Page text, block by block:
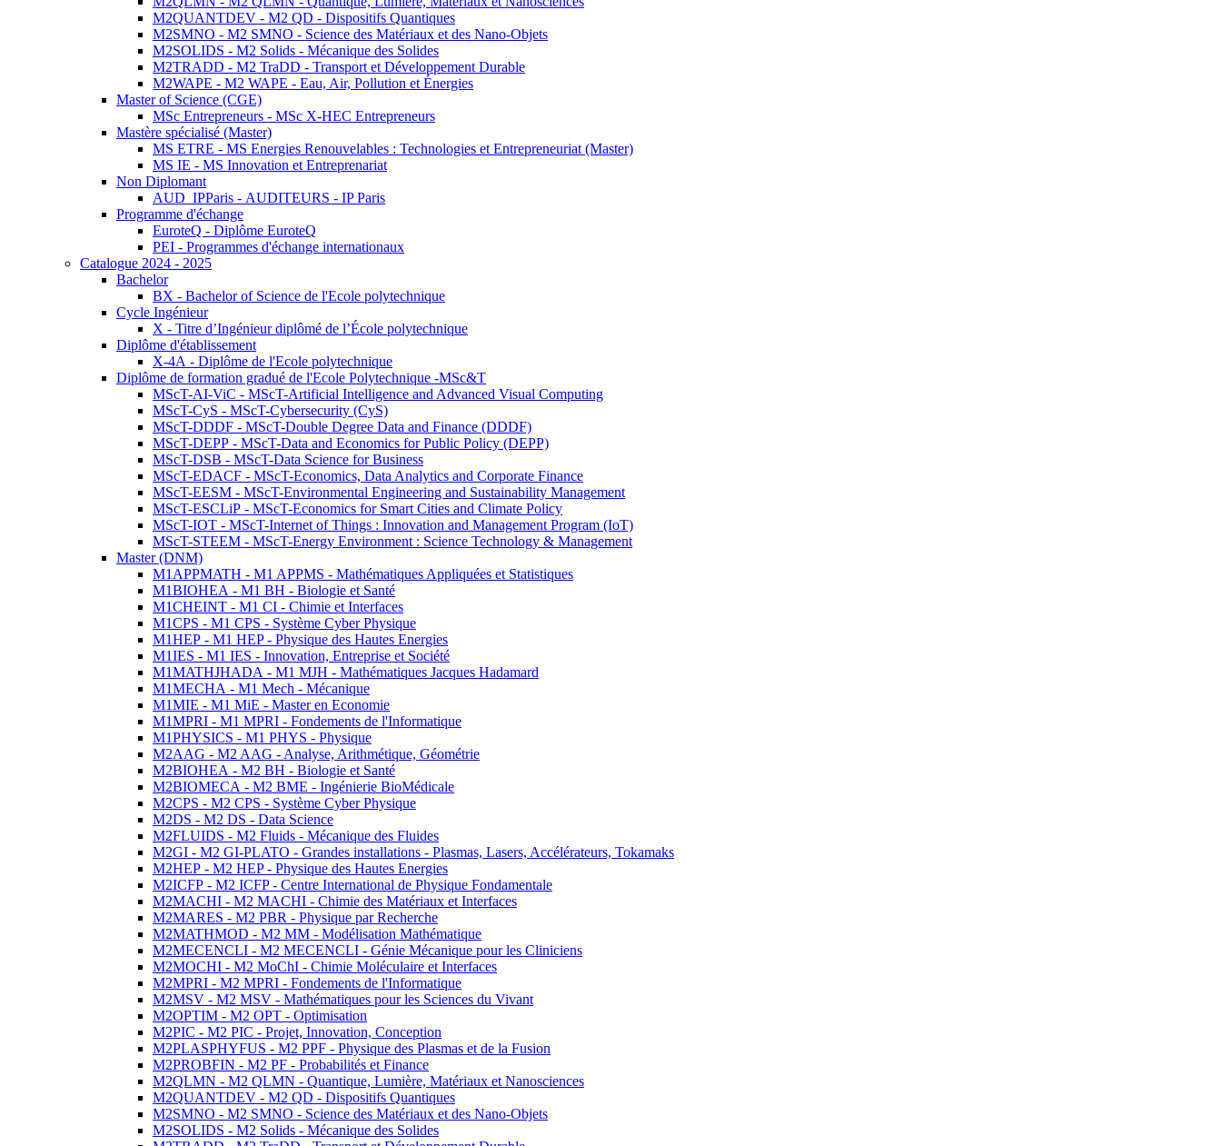
M2QUANTDEV - M2 QD - Dispositifs Quantiques
M2SMNO - M2 SMNO - Science des Matériaux et des Nano-Objets
M2SOLIDS - M2 Solids - Mécanique des Solides
M2TRADD - M2 TraDD - Transport et Développement Durable
M2WAPE - M2 WAPE - Eau, Air, Pollution et Énergies
Master of Science (CGE)
MSc Entrepreneurs - MSc X-HEC Entrepreneurs
Mastère spécialisé (Master)
MS ETRE - MS Energies Renouvelables : Technologies et Entrepreneuriat (Master)
MS IE - MS Innovation et Entreprenariat
Non Diplomant
AUD_IPParis - AUDITEURS - IP Paris
Programme d'échange
EuroteQ - Diplôme EuroteQ
PEI - Programmes d'échange internationaux
Catalogue 2024 - 2025
Bachelor
BX - Bachelor of Science de l'Ecole polytechnique
Cycle Ingénieur
X - Titre d’Ingénieur diplômé de l’École polytechnique
Diplôme d'établissement
X-4A - Diplôme de l'Ecole polytechnique
Diplôme de formation gradué de l'Ecole Polytechnique -MSc&T
MScT-AI-ViC - MScT-Artificial Intelligence and Advanced Visual Computing
MScT-CyS - MScT-Cybersecurity (CyS)
MScT-DDDF - MScT-Double Degree Data and Finance (DDDF)
MScT-DEPP - MScT-Data and Economics for Public Policy (DEPP)
MScT-DSB - MScT-Data Science for Business
MScT-EDACF - MScT-Economics, Data Analytics and Corporate Finance
MScT-EESM - MScT-Environmental Engineering and Sustainability Management
MScT-ESCLiP - MScT-Economics for Smart Cities and Climate Policy
MScT-IOT - MScT-Internet of Things : Innovation and Management Program (IoT)
MScT-STEEM - MScT-Energy Environment : Science Technology & Management
Master (DNM)
M1APPMATH - M1 APPMS - Mathématiques Appliquées et Statistiques
M1BIOHEA - M1 BH - Biologie et Santé
M1CHEINT - M1 CI - Chimie et Interfaces
M1CPS - M1 CPS - Système Cyber Physique
M1HEP - M1 HEP - Physique des Hautes Energies
M1IES - M1 IES - Innovation, Entreprise et Société
M1MATHJHADA - M1 MJH - Mathématiques Jacques Hadamard
M1MECHA - M1 Mech - Mécanique
M1MIE - M1 MiE - Master en Economie
M1MPRI - M1 MPRI - Fondements de l'Informatique
M1PHYSICS - M1 PHYS - Physique
M2AAG - M2 AAG - Analyse, Arithmétique, Géométrie
M2BIOHEA - M2 BH - Biologie et Santé
M2BIOMECA - M2 BME - Ingénierie BioMédicale
M2CPS - M2 CPS - Système Cyber Physique
M2DS - M2 DS - Data Science
M2FLUIDS - M2 Fluids - Mécanique des Fluides
M2GI - M2 GI-PLATO - Grandes installations - Plasmas, Lasers, Accélérateurs, Tokamaks
M2HEP - M2 HEP - Physique des Hautes Energies
M2ICFP - M2 ICFP - Centre International de Physique Fondamentale
M2MACHI - M2 MACHI - Chimie des Matériaux et Interfaces
M2MARES - M2 PBR - Physique par Recherche
M2MATHMOD - M2 MM - Modélisation Mathématique
M2MECENCLI - M2 MECENCLI - Génie Mécanique pour les Cliniciens
M2MOCHI - M2 MoChI - Chimie Moléculaire et Interfaces
M2MPRI - M2 MPRI - Fondements de l'Informatique
M2MSV - M2 MSV - Mathématiques pour les Sciences du Vivant
M2OPTIM - M2 OPT - Optimisation
M2PIC - M2 PIC - Projet, Innovation, Conception
M2PLASPHYFUS - M2 PPF - Physique des Plasmas et de la Fusion
M2PROBFIN - M2 PF - Probabilités et Finance
M2QLMN - M2 QLMN - Quantique, Lumière, Matériaux et Nanosciences
M2QUANTDEV - M2 QD - Dispositifs Quantiques
M2SMNO - M2 SMNO - Science des Matériaux et des Nano-Objets
M2SOLIDS - M2 Solids - Mécanique des Solides